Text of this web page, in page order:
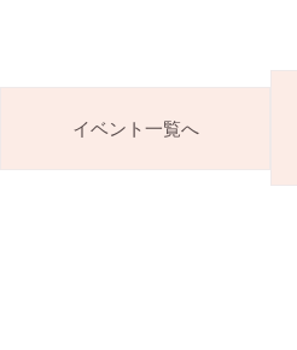
イベント一覧へ